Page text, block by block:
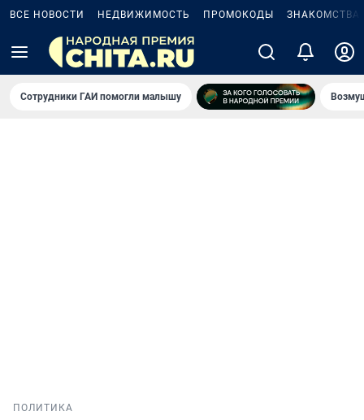
ВСЕ НОВОСТИ НЕДВИЖИМОСТЬ ПРОМОКОДЫ ЗНАКОМСТВА
Сотрудники ГАИ помогли малышу
ПОЛИТИКА